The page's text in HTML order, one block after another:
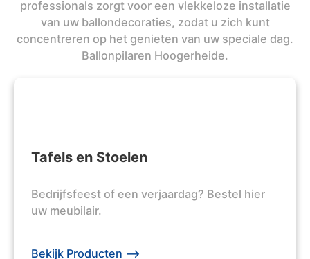
professionals zorgt voor een vlekkeloze installatie
van uw ballondecoraties, zodat u zich kunt
concentreren op het genieten van uw speciale dag.
Ballonpilaren Hoogerheide.
Tafels en Stoelen
Bedrijfsfeest of een verjaardag? Bestel hier
uw meubilair.
Bekijk Producten -->